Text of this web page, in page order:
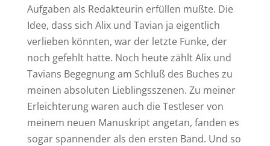
Aufgaben als Redakteurin erfüllen mußte. Die
Idee, dass sich Alix und Tavian ja eigentlich
verlieben könnten, war der letzte Funke, der
noch gefehlt hatte. Noch heute zählt Alix und
Tavians Begegnung am Schluß des Buches zu
meinen absoluten Lieblingsszenen. Zu meiner
Erleichterung waren auch die Testleser von
meinem neuen Manuskript angetan, fanden es
sogar spannender als den ersten Band. Und so